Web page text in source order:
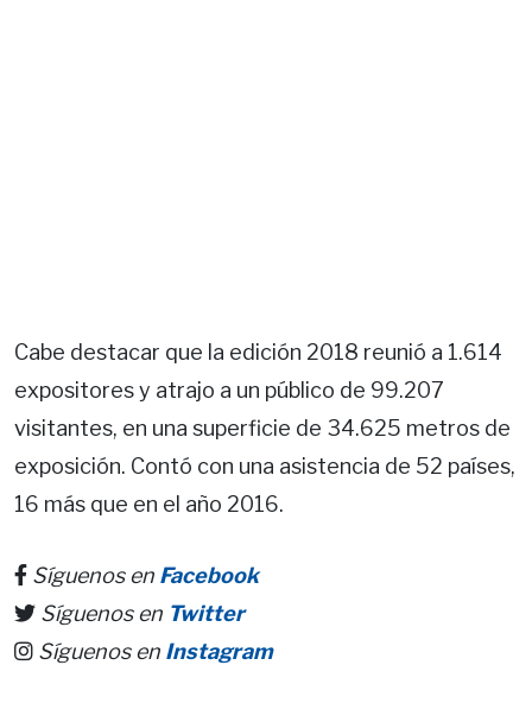
Cabe destacar que la edición 2018 reunió a 1.614
expositores y atrajo a un público de 99.207
visitantes, en una superficie de 34.625 metros de
exposición. Contó con una asistencia de 52 países,
16 más que en el año 2016.
Síguenos en Facebook
Síguenos en Twitter
Síguenos en Instagram